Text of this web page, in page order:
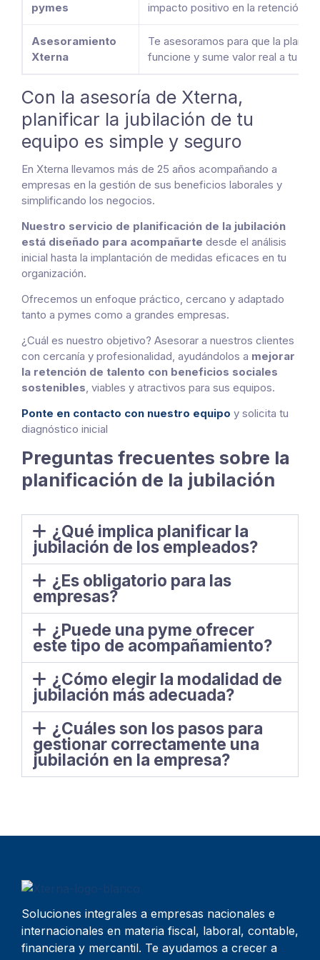
pymes
impacto positivo en la retención y
Asesoramiento
Xterna
Te asesoramos para que la
funcione y sume valor real a tu
Con la asesoría de Xterna,
planificar la jubilación de tu
equipo es simple y seguro
En Xterna llevamos más de 25 años acompañando a
empresas en la gestión de sus beneficios laborales y
simplificando los negocios.
Nuestro servicio de planificación de la jubilación
está diseñado para acompañarte desde el análisis
inicial hasta la implantación de medidas eficaces en tu
organización.
Ofrecemos un enfoque práctico, cercano y adaptado
tanto a pymes como a grandes empresas.
¿Cuál es nuestro objetivo? Asesorar a nuestros clientes
con cercanía y profesionalidad, ayudándolos a mejorar
la retención de talento con beneficios sociales
sostenibles, viables y atractivos para sus equipos.
Ponte en contacto con nuestro equipo y solicita tu
diagnóstico inicial
Preguntas frecuentes sobre la
planificación de la jubilación
¿Qué implica planificar la
jubilación de los empleados?
¿Es obligatorio para las
empresas?
¿Puede una pyme ofrecer
este tipo de acompañamiento?
¿Cómo elegir la modalidad de
jubilación más adecuada?
¿Cuáles son los pasos para
gestionar correctamente una
jubilación en la empresa?
Soluciones integrales a empresas nacionales e
internacionales en materia fiscal, laboral, contable,
financiera y mercantil. Te ayudamos a crecer a